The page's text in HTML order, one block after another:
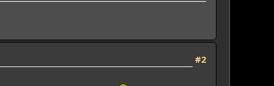
#2